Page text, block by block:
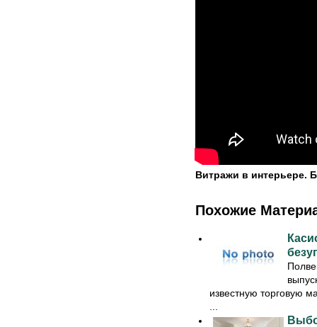
Витражи в интерьере.
Похожие
известную торговую